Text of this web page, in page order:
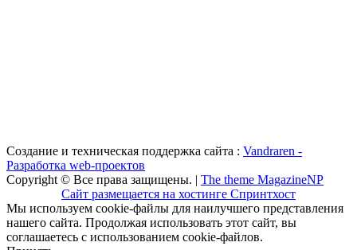
Создание и техническая поддержка сайта : Vandraren -
Разработка web-проектов
Copyright © Все права защищены. | The theme MagazineNP
Сайт размещается на хостинге Спринтхост
Мы используем cookie-файлы для наилучшего представления
нашего сайта. Продолжая использовать этот сайт, вы
соглашаетесь с использованием cookie-файлов.